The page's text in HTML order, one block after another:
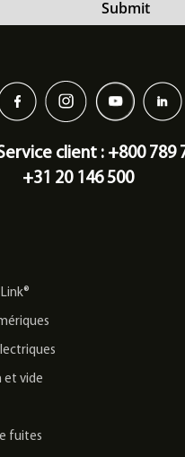
client : +800 789
+31 20 146 500
et vide
fuites